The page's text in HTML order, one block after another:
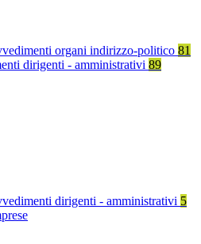
organi indirizzo-politico 81
dirigenti - amministrativi 89
dirigenti - amministrativi 5